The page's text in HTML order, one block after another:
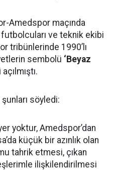
Amedspor maçında
futbolcuları ve teknik ekibi
tribünlerinde 1990’lı
sembolü ‘Beyaz
söyledi:
yoktur, Amedspor’dan
küçük bir azınlık olan
tahrik etmesi, çıkan
ilişkilendirilmesi